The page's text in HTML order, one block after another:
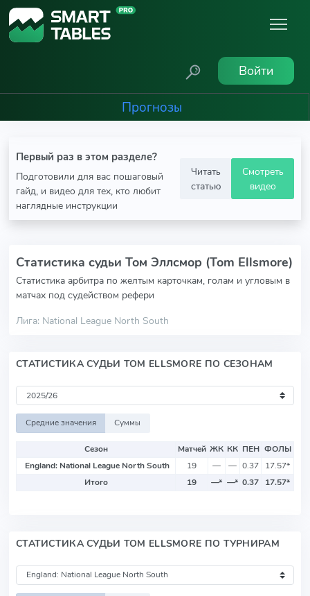
Войти
Прогнозы
Первый раз в этом разделе?
Подготовили для вас пошаговый
гайд, и видео для тех, кто любит
наглядные инструкции
Читать
статью
Смотреть
видео
Статистика судьи Том Эллсмор (Tom Ellsmore)
Статистика арбитра по желтым карточкам, голам и угловым в
матчах под судейством рефери
Лига: National League North South
СТАТИСТИКА СУДЬИ TOM ELLSMORE ПО СЕЗОНАМ
Средние значения Суммы
Сезон Матчей ЖК КК ПЕН ФОЛЫ
England: National League North South
19 — — 0.37 17.57*
Итого
19 —* —* 0.37 17.57*
СТАТИСТИКА СУДЬИ TOM ELLSMORE ПО ТУРНИРАМ